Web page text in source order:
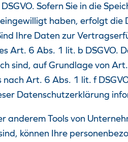
Sofern Sie in die
haben, erfolgt die
Ihre Daten zur
Art. 6 Abs. 1 lit. b DSGVO.
sind, auf Grundlage von
Art. 6 Abs. 1 lit. f
Datenschutzerklärung
anderem Tools von
können Ihre